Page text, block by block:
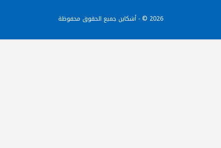
2026 © - أشكاين جميع الحقوق محفوظة